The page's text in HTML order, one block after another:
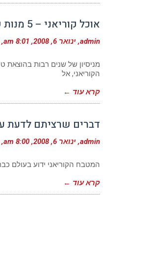
אוכל קוריאני – 5 מנות שאתם חייבים לטעום בטיול בקוריאה
admin ינואר 6, 2008 8:01 am
מניסיון של שנים רבות בהוצאת
הקוריאני, אל
קרא עוד ←
דברים שרציתם לדעת
admin ינואר 6, 2008 8:00 am
המטבח הקוריאני ידוע בעולם
קרא עוד ←